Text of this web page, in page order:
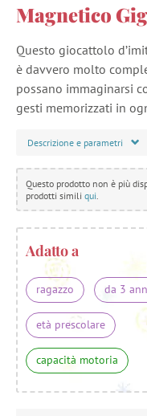
Magnetico
Questo giocattolo
è davvero molto
possano immaginarsi
gesti memorizzati in
Descrizione e parametri
Questo prodotto non è più
prodotti simili qui
Adatto a
ragazzo da 3
età prescolare
capacità motoria